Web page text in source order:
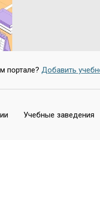
портале? Добавить
Учебные заведения